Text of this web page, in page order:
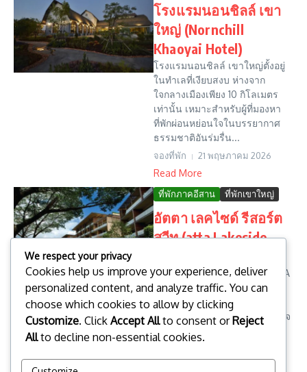
โรงแรมนอนชิลล์ เขา
ใหญ่ (Nornchill
Khaoyai Hotel)
โรงแรมนอนชิลล์ เขาใหญ่ตั้งอยู่
ในทำเลที่เงียบสงบ ห่างจาก
ใจกลางเมืองเพียง 10 กิโลเมตร
เท่านั้น เหมาะสำหรับผู้ที่มองหา
ที่พักผ่อนหย่อนใจในบรรยากาศ
ธรรมชาติอันร่มรื่น...
จองที่พัก 21 พฤษภาคม 2026
Read More
ที่พักภาคอีสาน ที่พักเขาใหญ่
อัตตา เลคไซด์ รีสอร์ต
สวีท (atta Lakeside
อัตตา เลคไซด์ รีสอร์ท สวีท (SHA
Plus+) เป็นโรงแรมระดับ 5.0
ดาวที่ตั้งอยู่ในเขาใหญ่ ไทย
โรงแรมนี้มีรายละเอียดที่น่าสนใจ
มากมายที่จะทำให้คุณตื่นเต้นกับ
การเข้าพักที่นี่...
จองที่พัก 21 พฤษภาคม 2026
We respect your privacy
Cookies help us improve your experience, deliver
personalized content, and analyze traffic. You can
choose which cookies to allow by clicking
Customize. Click Accept Allto consent orReject
Allto decline non-essential cookies.